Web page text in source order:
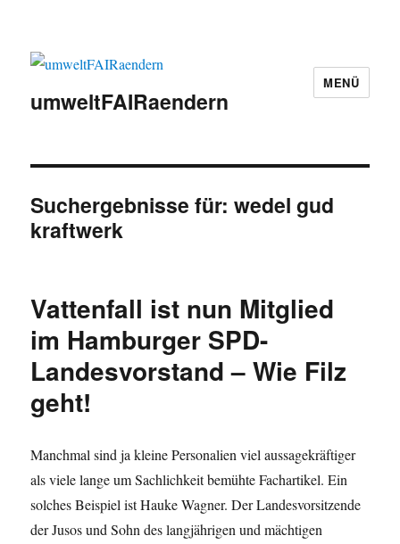
umweltFAIRaendern
MENÜ
Suchergebnisse für:wedel gud
kraftwerk
Vattenfall ist nun Mitglied
im Hamburger SPD-
Landesvorstand – Wie Filz
geht!
Manchmal sind ja kleine Personalien viel aussagekräftiger
als viele lange um Sachlichkeit bemühte Fachartikel. Ein
solches Beispiel ist Hauke Wagner. Der Landesvorsitzende
der Jusos und Sohn des langjährigen und mächtigen